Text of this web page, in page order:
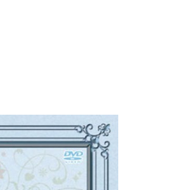
– Podcast #8
ゼ】が衝撃のうまさ！
ルギオットーネの厨房風景｜料理